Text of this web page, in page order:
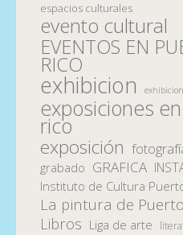
espacios culturales
evento cultural
EVENTOS EN
RICO
exhibicion
exposiciones
rico
exposición
grabado GRAFICA
Instituto de Cultura
La pintura de
Libros Liga de arte